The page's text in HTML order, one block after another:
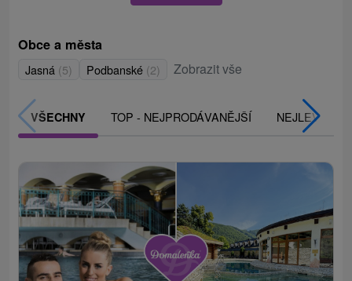
Obce a města
Jasná (5) Podbanské (2) Zobrazit vše
VŠECHNY TOP - NEJPRODÁVANĚJŠÍ NEJLEVNĚJŠÍ